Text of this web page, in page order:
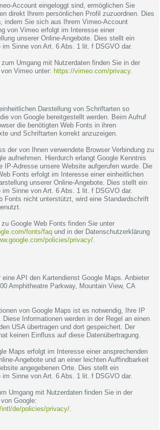
Account eingeloggt sind, ermöglichen Sie
direkt Ihrem persönlichen Profil zuzuordnen. Dies
indem Sie sich aus Ihrem Vimeo-Account
von Vimeo erfolgt im Interesse einer
unserer Online-Angebote. Dies stellt ein
Sinne von Art. 6 Abs. 1 lit. f DSGVO dar.
Umgang mit Nutzerdaten finden Sie in der
Vimeo unter: https://vimeo.com/privacy.
Darstellung von Schriftarten so
von Google bereitgestellt werden. Beim Aufruf
die benötigten Web Fonts in ihren
und Schriftarten korrekt anzuzeigen.
der von Ihnen verwendete Browser Verbindung zu
aufnehmen. Hierdurch erlangt Google Kenntnis
IP-Adresse unsere Website aufgerufen wurde. Die
Fonts erfolgt im Interesse einer einheitlichen
unserer Online-Angebote. Dies stellt ein
Sinne von Art. 6 Abs. 1 lit. f DSGVO dar.
Fonts nicht unterstützt, wird eine Standardschrift
Google Web Fonts finden Sie unter
fonts/faq und in der Datenschutzerklärung
policies/privacy/
API den Kartendienst Google Maps. Anbieter
Amphitheatre Parkway, Mountain View, CA
von Google Maps ist es notwendig, Ihre IP
Informationen werden in der Regel an einen
USA übertragen und dort gespeichert. Der
keinen Einfluss auf diese Datenübertragung.
Maps erfolgt im Interesse einer ansprechenden
Angebote und an einer leichten Auffindbarkeit
angegebenen Orte. Dies stellt ein
Sinne von Art. 6 Abs. 1 lit. f DSGVO dar.
Umgang mit Nutzerdaten finden Sie in der
Google:
de/policies/privacy/